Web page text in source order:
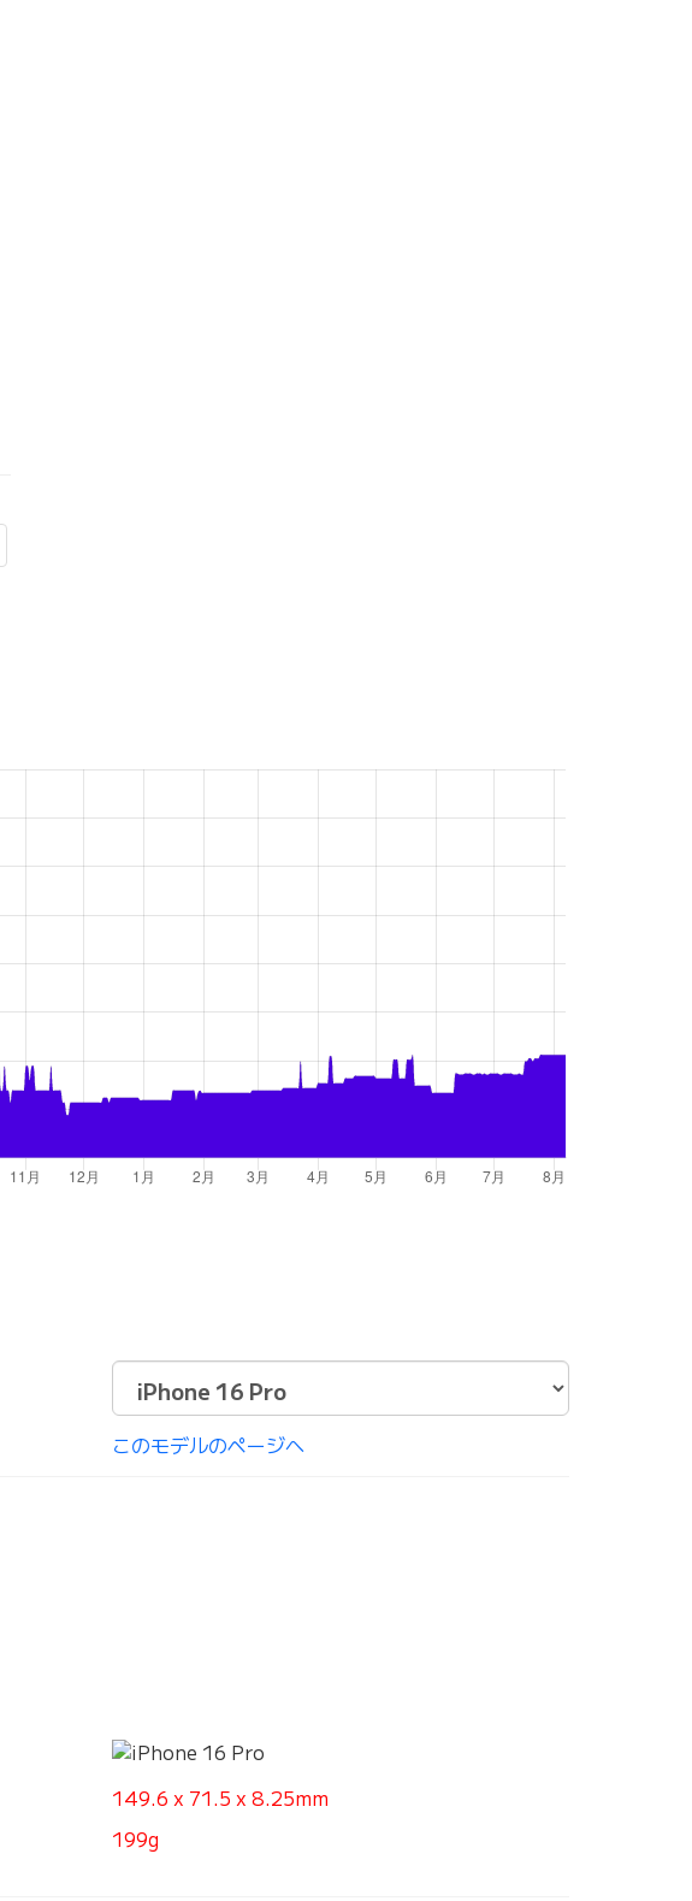
このモデルのページへ
149.6 x 71.5 x 8.25mm
199g